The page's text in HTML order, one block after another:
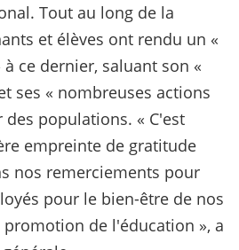
Tout au long de la
et élèves ont rendu un «
ce dernier, saluant son «
ses « nombreuses actions
des populations. « C'est
empreinte de gratitude
nos remerciements pour
pour le bien-être de nos
de l'éducation », a